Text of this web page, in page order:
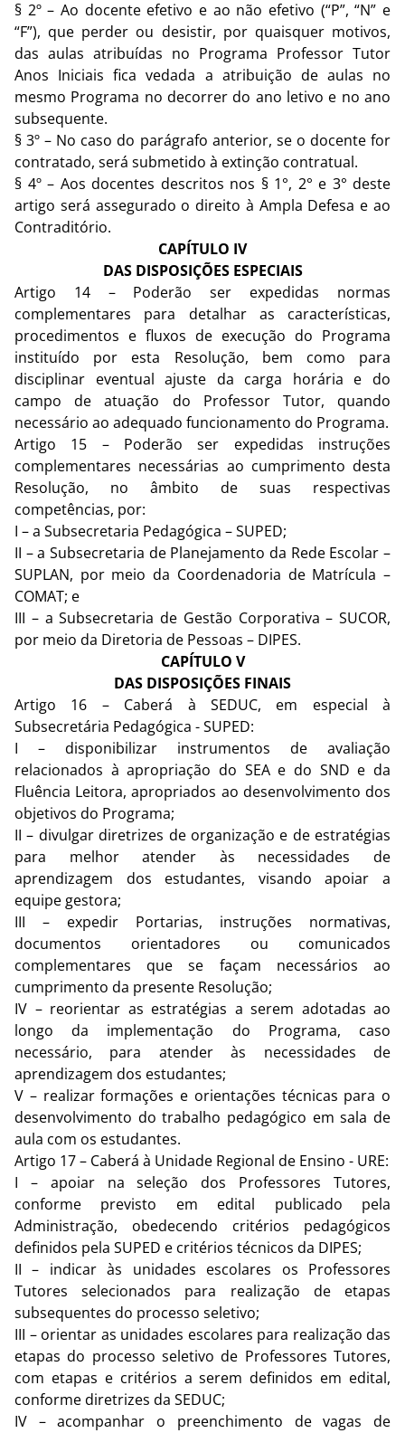
§ 2º – Ao docente efetivo e ao não efetivo (“P”, “N” e
“F”), que perder ou desistir, por quaisquer motivos,
das aulas atribuídas no Programa Professor Tutor
Anos Iniciais fica vedada a atribuição de aulas no
mesmo Programa no decorrer do ano letivo e no ano
subsequente.
§ 3º – No caso do parágrafo anterior, se o docente for
contratado, será submetido à extinção contratual.
§ 4º – Aos docentes descritos nos § 1°, 2° e 3° deste
artigo será assegurado o direito à Ampla Defesa e ao
Contraditório.
CAPÍTULO IV
DAS DISPOSIÇÕES ESPECIAIS
Artigo 14 – Poderão ser expedidas normas
complementares para detalhar as características,
procedimentos e fluxos de execução do Programa
instituído por esta Resolução, bem como para
disciplinar eventual ajuste da carga horária e do
campo de atuação do Professor Tutor, quando
necessário ao adequado funcionamento do Programa.
Artigo 15 – Poderão ser expedidas instruções
complementares necessárias ao cumprimento desta
Resolução, no âmbito de suas respectivas
competências, por:
I – a Subsecretaria Pedagógica – SUPED;
II – a Subsecretaria de Planejamento da Rede Escolar –
SUPLAN, por meio da Coordenadoria de Matrícula –
COMAT; e
III – a Subsecretaria de Gestão Corporativa – SUCOR,
por meio da Diretoria de Pessoas – DIPES.
CAPÍTULO V
DAS DISPOSIÇÕES FINAIS
Artigo 16 – Caberá à SEDUC, em especial à
Subsecretária Pedagógica - SUPED:
I – disponibilizar instrumentos de avaliação
relacionados à apropriação do SEA e do SND e da
Fluência Leitora, apropriados ao desenvolvimento dos
objetivos do Programa;
II – divulgar diretrizes de organização e de estratégias
para melhor atender às necessidades de
aprendizagem dos estudantes, visando apoiar a
equipe gestora;
III – expedir Portarias, instruções normativas,
documentos orientadores ou comunicados
complementares que se façam necessários ao
cumprimento da presente Resolução;
IV – reorientar as estratégias a serem adotadas ao
longo da implementação do Programa, caso
necessário, para atender às necessidades de
aprendizagem dos estudantes;
V – realizar formações e orientações técnicas para o
desenvolvimento do trabalho pedagógico em sala de
aula com os estudantes.
Artigo 17 – Caberá à Unidade Regional de Ensino - URE:
I – apoiar na seleção dos Professores Tutores,
conforme previsto em edital publicado pela
Administração, obedecendo critérios pedagógicos
definidos pela SUPED e critérios técnicos da DIPES;
II – indicar às unidades escolares os Professores
Tutores selecionados para realização de etapas
subsequentes do processo seletivo;
III – orientar as unidades escolares para realização das
etapas do processo seletivo de Professores Tutores,
com etapas e critérios a serem definidos em edital,
conforme diretrizes da SEDUC;
IV – acompanhar o preenchimento de vagas de